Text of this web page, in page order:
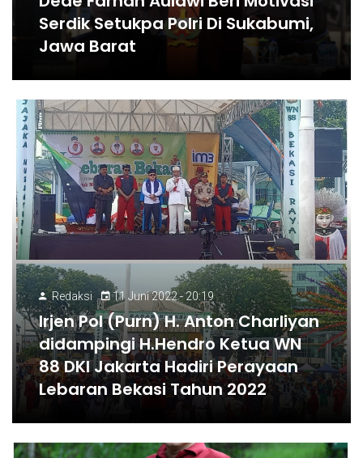
Serdik Setukpa Polri Di Sukabumi,
Jawa Barat
Redaksi 11 Juni 2022 - 20:19
Irjen Pol (Purn) H. Anton Charliyan
didampingi H.Hendro Ketua WN
88 DKI Jakarta Hadiri Perayaan
Lebaran Bekasi Tahun 2022